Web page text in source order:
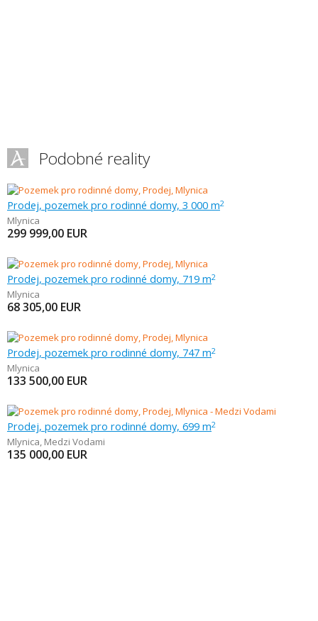
Podobné reality
Prodej, pozemek pro rodinné domy, 3 000 m2
Mlynica
299 999,00 EUR
Prodej, pozemek pro rodinné domy, 719 m2
Mlynica
68 305,00 EUR
Prodej, pozemek pro rodinné domy, 747 m2
Mlynica
133 500,00 EUR
Prodej, pozemek pro rodinné domy, 699 m2
Mlynica, Medzi Vodami
135 000,00 EUR